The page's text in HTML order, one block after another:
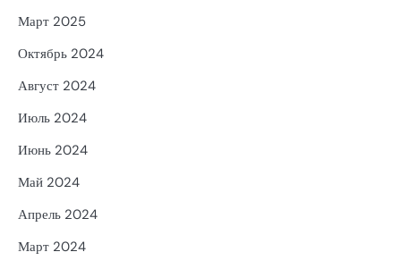
Март 2025
Октябрь 2024
Август 2024
Июль 2024
Июнь 2024
Май 2024
Апрель 2024
Март 2024